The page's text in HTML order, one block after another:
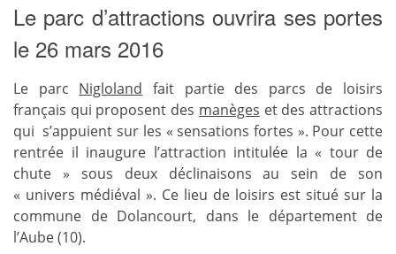
Le parc d’attractions ouvrira ses portes
le 26 mars 2016
Le parc Nigloland fait partie des parcs de loisirs
français qui proposent des manèges et des attractions
qui s’appuient sur les « sensations fortes ». Pour cette
rentrée il inaugure l’attraction intitulée la « tour de
chute » sous deux déclinaisons au sein de son
« univers médiéval ». Ce lieu de loisirs est situé sur la
commune de Dolancourt, dans le département de
l’Aube (10).